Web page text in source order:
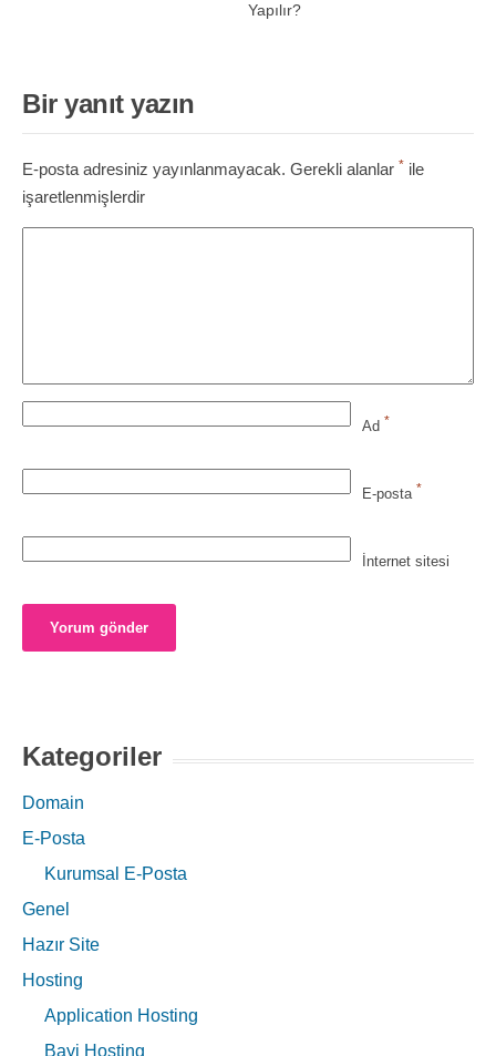
Yapılır?
Bir yanıt yazın
E-posta adresiniz yayınlanmayacak. Gerekli alanlar * ile
işaretlenmişlerdir
Ad *
E-posta *
İnternet sitesi
Kategoriler
Domain
E-Posta
Kurumsal E-Posta
Genel
Hazır Site
Hosting
Application Hosting
Bayi Hosting